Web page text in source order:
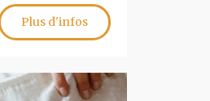
Plus d'infos